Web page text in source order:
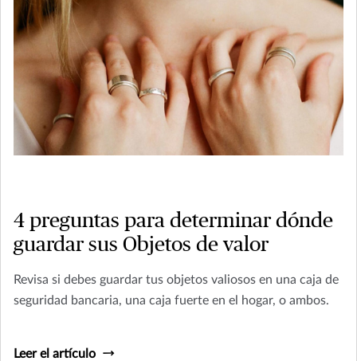
4 preguntas para determinar dónde
guardar sus Objetos de valor
Revisa si debes guardar tus objetos valiosos en una caja de
seguridad bancaria, una caja fuerte en el hogar, o ambos.
Leer el artículo